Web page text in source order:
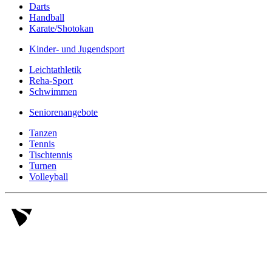
Darts
Handball
Karate/­Shotokan
Kinder- und Jugendsport
Leichtathletik
Reha-Sport
Schwimmen
Seniorenangebote
Tanzen
Tennis
Tischtennis
Turnen
Volleyball